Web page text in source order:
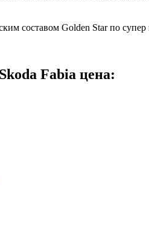
составом Golden Star по супер
Fabia цена: